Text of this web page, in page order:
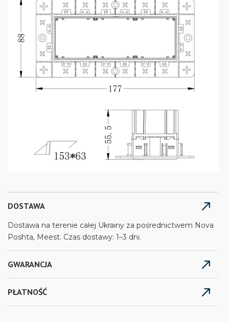
DOSTAWA
Dostawa na terenie całej Ukrainy za pośrednictwem Nova
Poshta, Meest. Czas dostawy: 1–3 dni.
GWARANCJA
PŁATNOŚĆ